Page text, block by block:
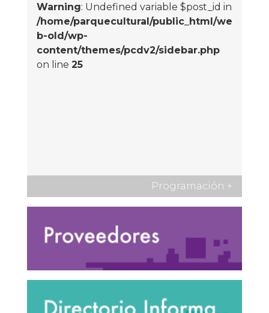
Warning: Undefined variable $post_id in
/home/parquecultural/public_html/we
b-old/wp-
content/themes/pcdv2/sidebar.php
on line 25
Programación +